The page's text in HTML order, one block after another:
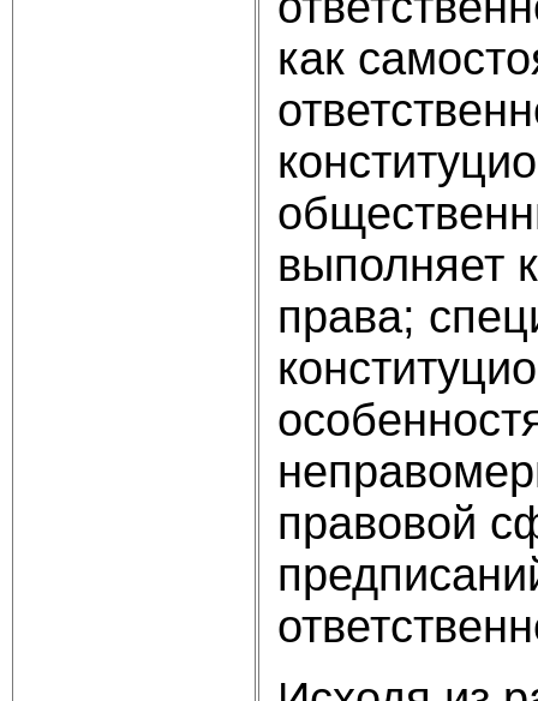
как
выполняет
права;
правовой